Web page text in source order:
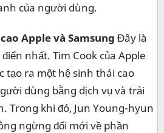
của người dùng.
Apple và Samsung Đây là
nhất. Tim Cook của Apple
tạo ra một hệ sinh thái cao
dùng bằng dịch vụ và trải
Trong khi đó, Jun Young-hyun
ngừng đổi mới về phần